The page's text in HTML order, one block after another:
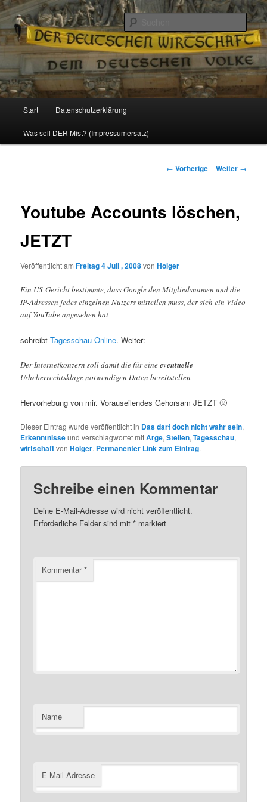
Reizzentrum
Politik, Wirtschaft, Soziales und Gesellschaft
Zum
Inhalt
Start Datenschutzerklärung
Was soll DER Mist? (Impressumersatz)
Beitrags-
← Vorherige Weiter →
Youtube Accounts löschen,
JETZT
Veröffentlicht amFreitag 4 Juli , 2008vonHolger
Ein US-Gericht bestimmte, dass Google den Mitgliedsnamen und die
IP-Adressen jedes einzelnen Nutzers mitteilen muss, der sich ein Video
auf YouTube angesehen hat
schreibtTagesschau-Online. Weiter:
Der Internetkonzern soll damit die für eineeventuelle
Urheberrechtsklage notwendigen Daten bereitstellen
Hervorhebung von mir. Vorauseilendes Gehorsam JETZT 🙁
Dieser Eintrag wurde veröffentlicht in Das darf doch nicht wahr sein,
Erkenntnisseund verschlagwortet mitArge,Stellen,Tagesschau,
wirtschaftvonHolger. Permanenter Link zum Eintrag.
Schreibe einen Kommentar
Deine E-Mail-Adresse wird nicht veröffentlicht.
Erforderliche Felder sind mit* markiert
Kommentar*
Name
E-Mail-Adresse